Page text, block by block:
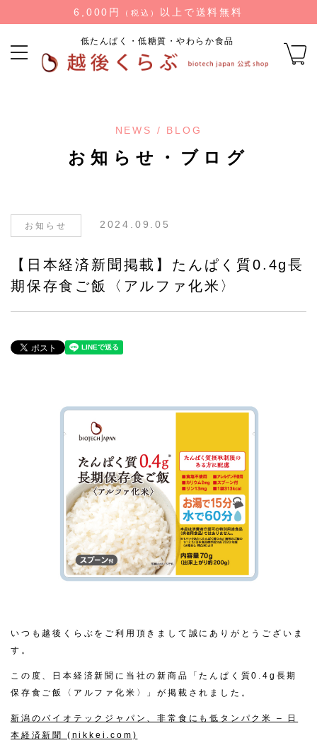
6,000円 （税込） 以上で送料無料
低たんぱく・低糖質・やわらか食品
NEWS / BLOG
お知らせ・ブログ
お知らせ 2024.09.05
【日本経済新聞掲載】たんぱく質0.4g長
期保存食ご飯〈アルファ化米〉
いつも越後くらぶをご利用頂きまして誠にありがとうございま
す。
この度、日本経済新聞に当社の新商品「たんぱく質0.4g長期
保存食ご飯〈アルファ化米〉」が掲載されました。
新潟のバイオテックジャパン、非常食にも低タンパク米 – 日
本経済新聞 (nikkei.com)